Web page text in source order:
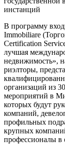
инстанций
В программу
Immobiliare
Certification
лучшая
недвижимость»,
риэлторы,
организаций из
мероприятий в
которых будут
компаний,
профильных
крупных
профессионалы в